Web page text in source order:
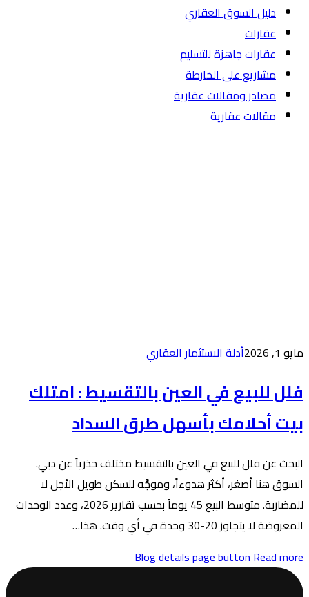
بالتقسيط : امتلك
طرق السداد
مختلف جذرياً عن دبي.
للسكن طويل الأجل لا
للمضاربة. متوسط البيع 45 يوماً بحسب تقارير 2026، وعدد الوحدات
Blog